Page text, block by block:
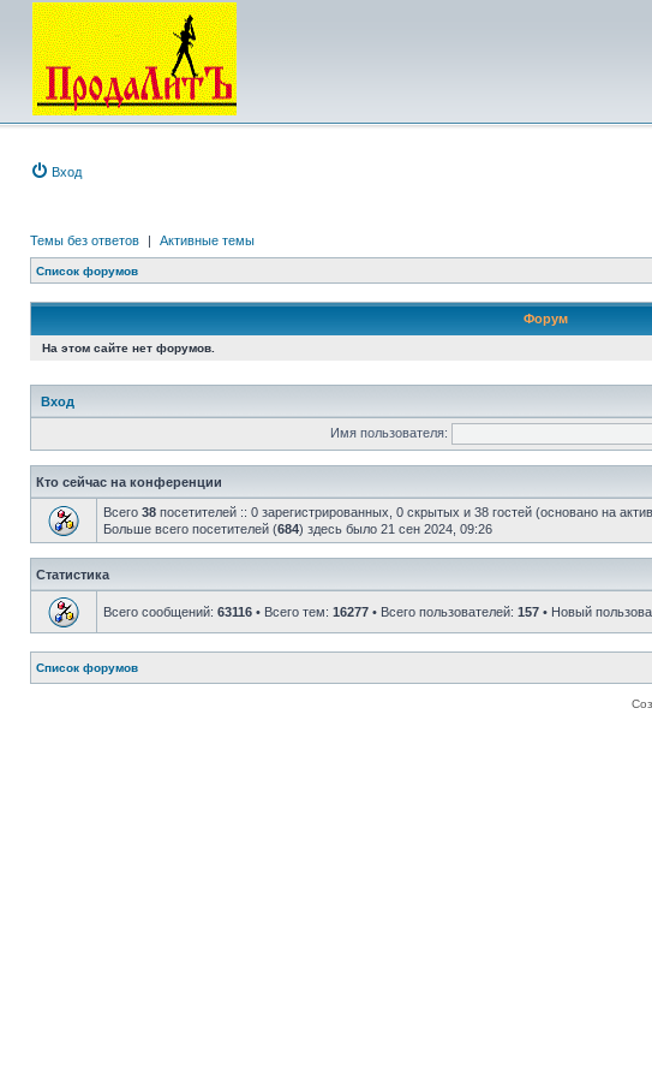
Вход
Темы без ответов | Активные темы
Список форумов
Форум
На этом сайте нет форумов.
Вход
Имя пользователя:
Кто сейчас на конференции
Всего 38 посетителей :: 0 зарегистрированных, 0 скрытых и 38 гостей (основано на
Больше всего посетителей (684) здесь было 21 сен 2024, 09:26
Статистика
Всего сообщений: 63116 • Всего тем: 16277 • Всего пользователей: 157 • Новый
Список форумов